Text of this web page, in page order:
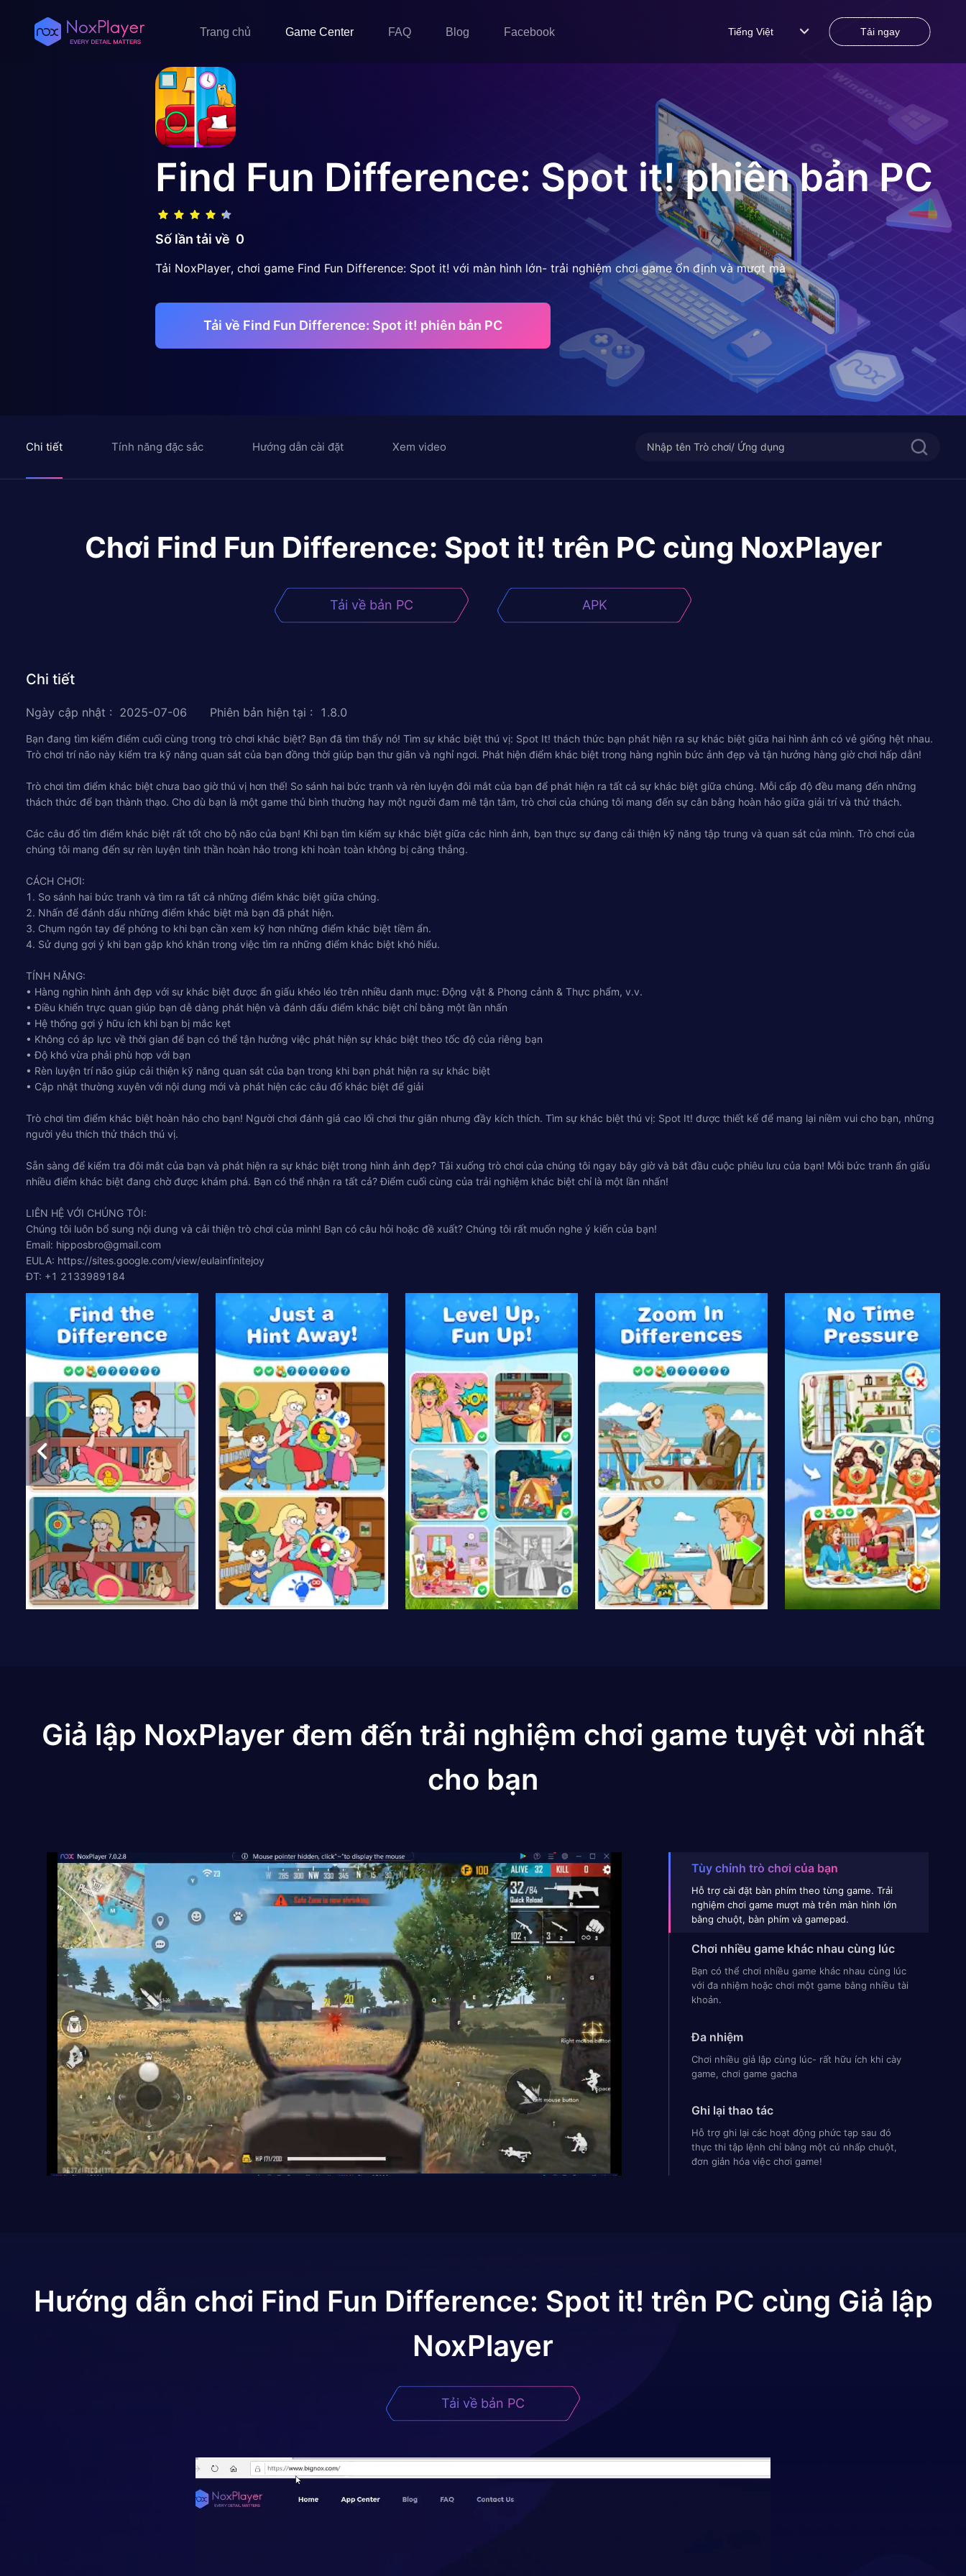
Trang chủ Game Center FAQ Blog Facebook Tiếng Việt Tải ngay
Find Fun Difference: Spot it!phiên bản PC
Số lần tải về 0
Tải NoxPlayer, chơi game Find Fun Difference: Spot it! với màn hình lớn- trải nghiệm chơi game ổn định và mượt mà
Tải về Find Fun Difference: Spot it! phiên bản PC
Chi tiết Tính năng đặc sắc Hướng dẫn cài đặt Xem video
Chơi Find Fun Difference: Spot it! trên PC cùng NoxPlayer
Tải về bản PC APK
Chi tiết
Ngày cập nhật : 2025-07-06 Phiên bản hiện tại : 1.8.0
Bạn đang tìm kiếm điểm cuối cùng trong trò chơi khác biệt? Bạn đã tìm thấy nó! Tìm sự khác biệt thú vị: Spot It! thách thức bạn phát hiện ra sự khác biệt giữa hai hình ảnh có vẻ giống hệt nhau.
Trò chơi trí não này kiểm tra kỹ năng quan sát của bạn đồng thời giúp bạn thư giãn và nghỉ ngơi. Phát hiện điểm khác biệt trong hàng nghìn bức ảnh đẹp và tận hưởng hàng giờ chơi hấp dẫn!
Trò chơi tìm điểm khác biệt chưa bao giờ thú vị hơn thế! So sánh hai bức tranh và rèn luyện đôi mắt của bạn để phát hiện ra tất cả sự khác biệt giữa chúng. Mỗi cấp độ đều mang đến những
thách thức để bạn thành thạo. Cho dù bạn là một game thủ bình thường hay một người đam mê tận tâm, trò chơi của chúng tôi mang đến sự cân bằng hoàn hảo giữa giải trí và thử thách.
Các câu đố tìm điểm khác biệt rất tốt cho bộ não của bạn! Khi bạn tìm kiếm sự khác biệt giữa các hình ảnh, bạn thực sự đang cải thiện kỹ năng tập trung và quan sát của mình. Trò chơi của
chúng tôi mang đến sự rèn luyện tinh thần hoàn hảo trong khi hoàn toàn không bị căng thẳng.
CÁCH CHƠI:
1. So sánh hai bức tranh và tìm ra tất cả những điểm khác biệt giữa chúng.
2. Nhấn để đánh dấu những điểm khác biệt mà bạn đã phát hiện.
3. Chụm ngón tay để phóng to khi bạn cần xem kỹ hơn những điểm khác biệt tiềm ẩn.
4. Sử dụng gợi ý khi bạn gặp khó khăn trong việc tìm ra những điểm khác biệt khó hiểu.
TÍNH NĂNG:
• Hàng nghìn hình ảnh đẹp với sự khác biệt được ẩn giấu khéo léo trên nhiều danh mục: Động vật & Phong cảnh & Thực phẩm, v.v.
• Điều khiển trực quan giúp bạn dễ dàng phát hiện và đánh dấu điểm khác biệt chỉ bằng một lần nhấn
• Hệ thống gợi ý hữu ích khi bạn bị mắc kẹt
• Không có áp lực về thời gian để bạn có thể tận hưởng việc phát hiện sự khác biệt theo tốc độ của riêng bạn
• Độ khó vừa phải phù hợp với bạn
• Rèn luyện trí não giúp cải thiện kỹ năng quan sát của bạn trong khi bạn phát hiện ra sự khác biệt
• Cập nhật thường xuyên với nội dung mới và phát hiện các câu đố khác biệt để giải
Trò chơi tìm điểm khác biệt hoàn hảo cho bạn! Người chơi đánh giá cao lối chơi thư giãn nhưng đầy kích thích. Tìm sự khác biệt thú vị: Spot It! được thiết kế để mang lại niềm vui cho bạn, những
người yêu thích thử thách thú vị.
Sẵn sàng để kiểm tra đôi mắt của bạn và phát hiện ra sự khác biệt trong hình ảnh đẹp? Tải xuống trò chơi của chúng tôi ngay bây giờ và bắt đầu cuộc phiêu lưu của bạn! Mỗi bức tranh ẩn giấu
nhiều điểm khác biệt đang chờ được khám phá. Bạn có thể nhận ra tất cả? Điểm cuối cùng của trải nghiệm khác biệt chỉ là một lần nhấn!
LIÊN HỆ VỚI CHÚNG TÔI:
Chúng tôi luôn bổ sung nội dung và cải thiện trò chơi của mình! Bạn có câu hỏi hoặc đề xuất? Chúng tôi rất muốn nghe ý kiến của bạn!
Email: hipposbro@gmail.com
EULA: https://sites.google.com/view/eulainfinitejoy
ĐT: +1 2133989184
Giả lập NoxPlayer đem đến trải nghiệm chơi game tuyệt vời nhất
cho bạn
Tùy chỉnh trò chơi của bạn
Hỗ trợ cài đặt bàn phím theo từng game. Trải
nghiệm chơi game mượt mà trên màn hình lớn
bằng chuột, bàn phím và gamepad.
Chơi nhiều game khác nhau cùng lúc
Bạn có thể chơi nhiều game khác nhau cùng lúc
với đa nhiệm hoặc chơi một game bằng nhiều tài
khoản.
Đa nhiệm
Chơi nhiều giả lập cùng lúc- rất hữu ích khi cày
game, chơi game gacha
Ghi lại thao tác
Hỗ trợ ghi lại các hoạt động phức tạp sau đó
thực thi tập lệnh chỉ bằng một cú nhấp chuột,
đơn giản hóa việc chơi game!
Hướng dẫn chơi Find Fun Difference: Spot it! trên PC cùng Giả lập
NoxPlayer
Tải về bản PC